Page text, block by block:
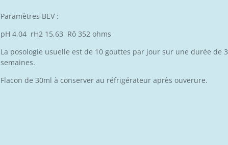
Paramètres BEV :
pH 4,04 rH2 15,63 Rô 352 ohms
La posologie usuelle est de 10 gouttes par jour sur une durée de 3
semaines.
Flacon de 30ml à conserver au réfrigérateur après ouverure.